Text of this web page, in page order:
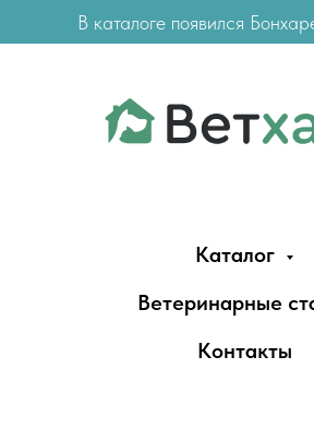
В каталоге появился
Каталог
Ветеринарные
Контакты